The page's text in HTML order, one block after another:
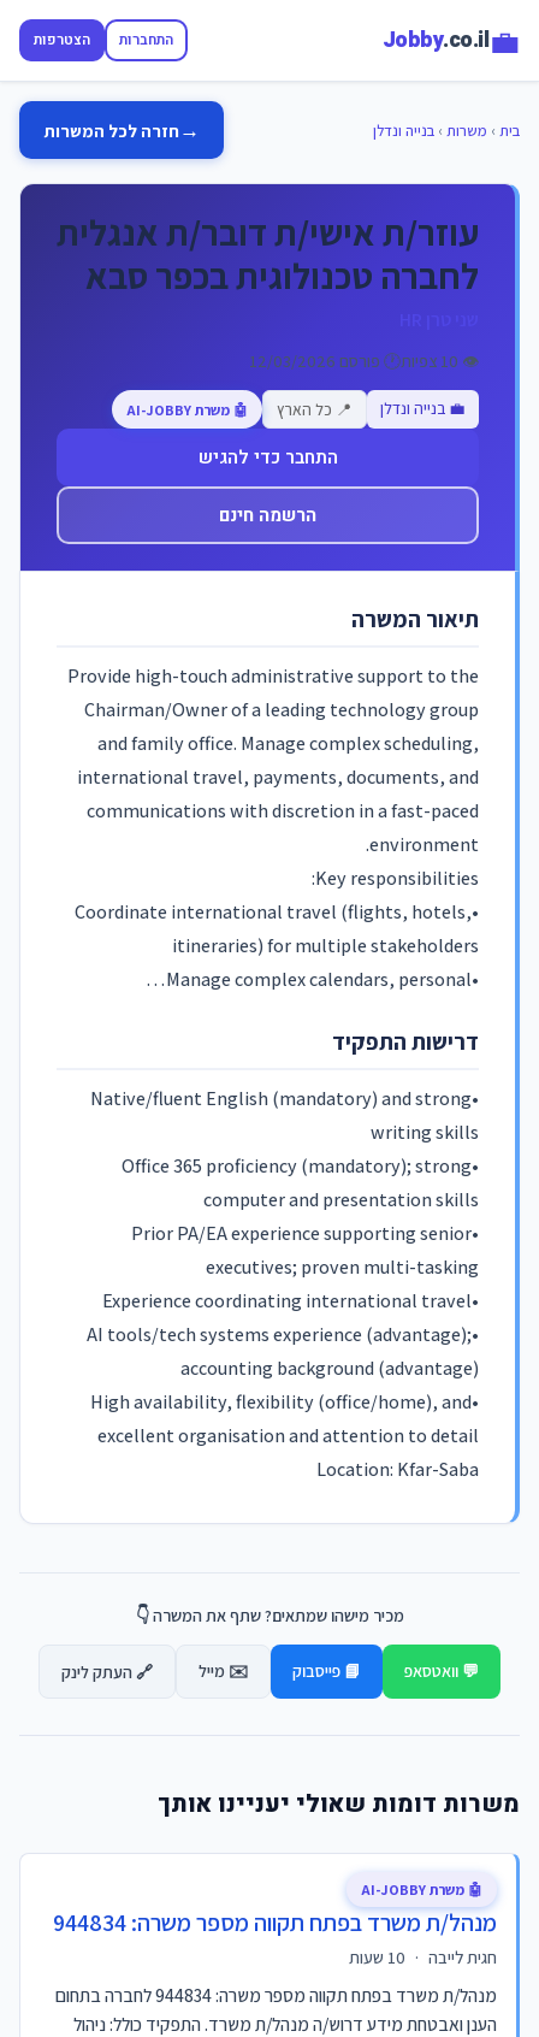
💼
Jobby.co.il התחברות הצטרפות
בית › משרות › בנייה ונדלן →חזרה לכל המשרות
עוזר/ת אישי/ת דובר/ת אנגלית
לחברה טכנולוגית בכפר סבא
👁️ 10 צפיות 🕐 פורסם 12/03/2026
💼 בנייה ונדלן 📍 כל הארץ 🤖 משרת AI-JOBBY
התחבר כדי להגיש
הרשמה חינם
תיאור המשרה
Provide high-touch administrative support to the
Chairman/Owner of a leading technology group
and family office. Manage complex scheduling,
international travel, payments, documents, and
communications with discretion in a fast-paced
environment.
Key responsibilities:
•Coordinate international travel (flights, hotels,
itineraries) for multiple stakeholders
•Manage complex calendars, personal…
דרישות התפקיד
•Native/fluent English (mandatory) and strong
writing skills
•Office 365 proficiency (mandatory); strong
computer and presentation skills
•Prior PA/EA experience supporting senior
executives; proven multi-tasking
•Experience coordinating international travel
•AI tools/tech systems experience (advantage);
accounting background (advantage)
•High availability, flexibility (office/home), and
excellent organisation and attention to detail
Location: Kfar-Saba
מכיר מישהו שמתאים? שתף את המשרה 👇
💬 וואטסאפ 📘 פייסבוק ✉️ מייל 🔗 העתק לינק
משרות דומות שאולי יעניינו אותך
מנהל/ת משרד בפתח תקווה מספר משרה: 944834
חגית לייבה ·
מנהל/ת משרד בפתח תקווה מספר משרה: 944834 לחברה בתחום
הענן ואבטחת מידע דרוש/ה מנהל/ת משרד. התפקיד כולל: ניהול
🤖 משרת AI-JOBBY